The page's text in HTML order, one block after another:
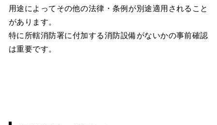
用途によってその他の法律・条例が別途適用されること
があります。
特に所轄消防署に付加する消防設備がないかの事前確認
は重要です。